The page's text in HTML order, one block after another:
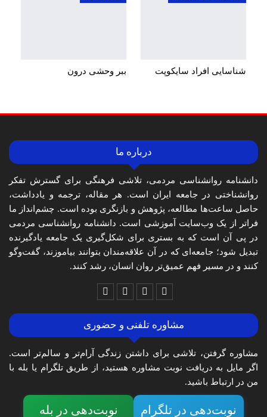
شناسایی افراد سایکوپت ببر وحشی درون
درباره ما
دانشنامه روانشناسی مردمی، تلاشی فرهنگی برای گسترش تفکر
روانشناختی در جامعه ایران است. هر مقاله، ترجمه و یادداشت،
حاصل ساعت‌ها مطالعه، پژوهش و بازنگری بوده است. چشم‌انداز ما
فراتر از یک وب‌سایت آموزشی است. دانشنامه روانشناسی مردمی
در پی آن است که به بستری برای شکل‌گیری یک جامعه یادگیرنده
تبدیل شود؛ جامعه‌ای که در آن علاقه‌مندان بتوانند بیاموزند، گفت‌وگو
کنند و در مسیر فهم عمیق‌تر روان انسان، رشد کنند.
مشاوره تلفنی و حضوری
مشاوره گرفتن، تلاشی برای داشتن زندگی آرام‌تر و سالم‌تر است.
اگر مایل به دریافت نوبت مشاوره هستید، از طریق تلگرام یا بله با
من در ارتباط باشید.
نوبت‌دهی در تلگرام نوبت‌دهی در بله